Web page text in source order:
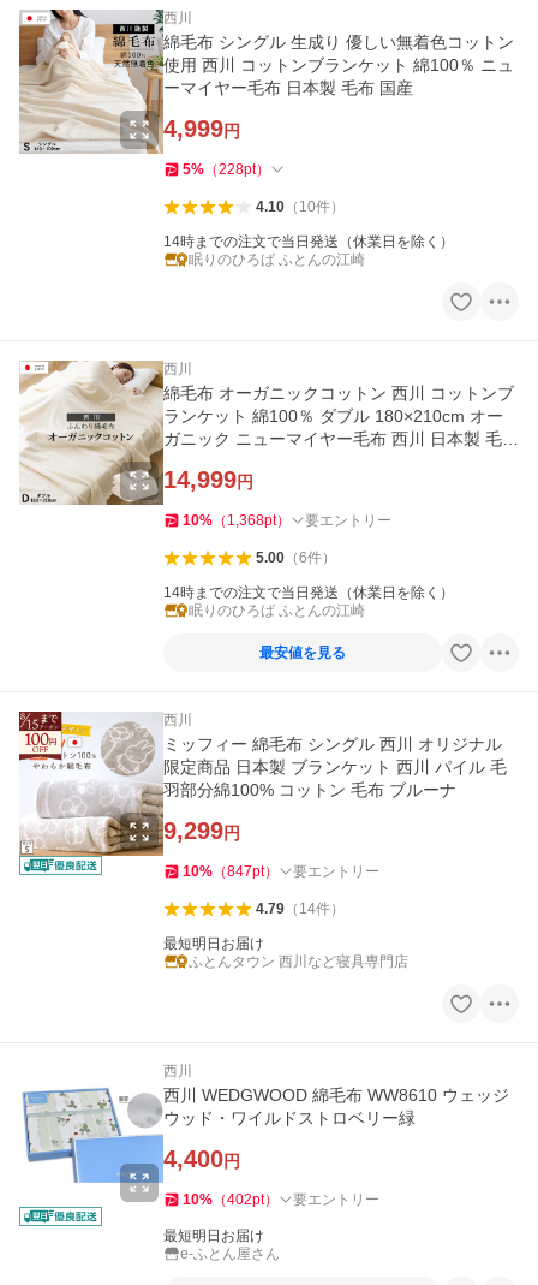
西川
綿毛布 シングル 生成り 優しい無着色コットン
使用 西川 コットンブランケット 綿100％ ニュ
ーマイヤー毛布 日本製 毛布 国産
4,999円
5% （228pt）
4.10（ 10件）
14時までの注文で当日発送（休業日を除く）
眠りのひろば ふとんの江崎
西川
綿毛布 オーガニックコットン 西川 コットンブ
ランケット 綿100％ ダブル 180×210cm オー
ガニック ニューマイヤー毛布 西川 日本製 毛布
14,999円
10% （ 1,368pt） 要エントリー
5.00（6件）
14時までの注文で当日発送（休業日を除く）
眠りのひろば ふとんの江崎
最安値を見る
西川
ミッフィー 綿毛布 シングル 西川 オリジナル
限定商品 日本製 ブランケット 西川 パイル 毛
羽部分綿100% コットン 毛布 ブルーナ
9,299円
10% （847pt） 要エントリー
4.79（ 14件）
最短明日お届け
ふとんタウン 西川など寝具専門店
西川
西川 WEDGWOOD 綿毛布 WW8610 ウェッジ
ウッド・ワイルドストロベリー緑
4,400円
10% （402pt） 要エントリー
最短明日お届け
e-ふとん屋さん